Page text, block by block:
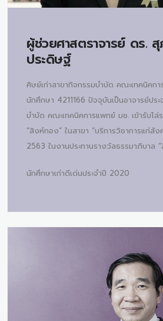
ผู้ช่วยศาสตราจารย์ ดร.
ประดิษฐ์
ศิษย์เก่าสาขากิจกรรมบำบัด คณะเทคนิคก
นักศึกษา 4211166 ปัจจุบันเป็นอาจารย์ปร
บำบัด คณะเทคนิคการแพทย์ มช. เข้ารับโล่
“สิงห์ทอง” ในสาขา “บริการวิชาการแก่สัง
2563 ในงานประทานรางวัลธรรมาภิบาล
นักศึกษาเก่าดีเด่นประจำปี 2020